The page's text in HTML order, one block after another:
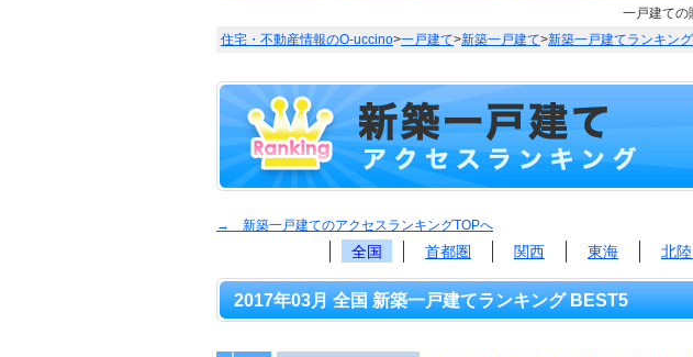
一戸建て
住宅・不動産情報のO-uccino>一戸建て>新築一戸建て>新築一戸建てランキング
→ 新築一戸建てのアクセスランキングTOPへ
全国 首都圏 関西 東海 北
2017年03月 全国 新築一戸建てランキング BEST5